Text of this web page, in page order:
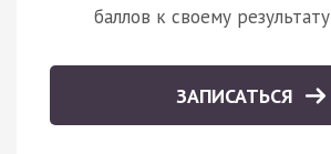
баллов к своему результату
ЗАПИСАТЬСЯ